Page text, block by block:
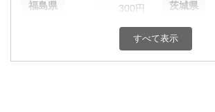
福島県 300円 茨城県
300円 群馬県
埼玉県 千葉県
すべて表示